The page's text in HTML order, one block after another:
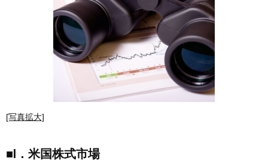
[写真拡大]
■I．米国株式市場